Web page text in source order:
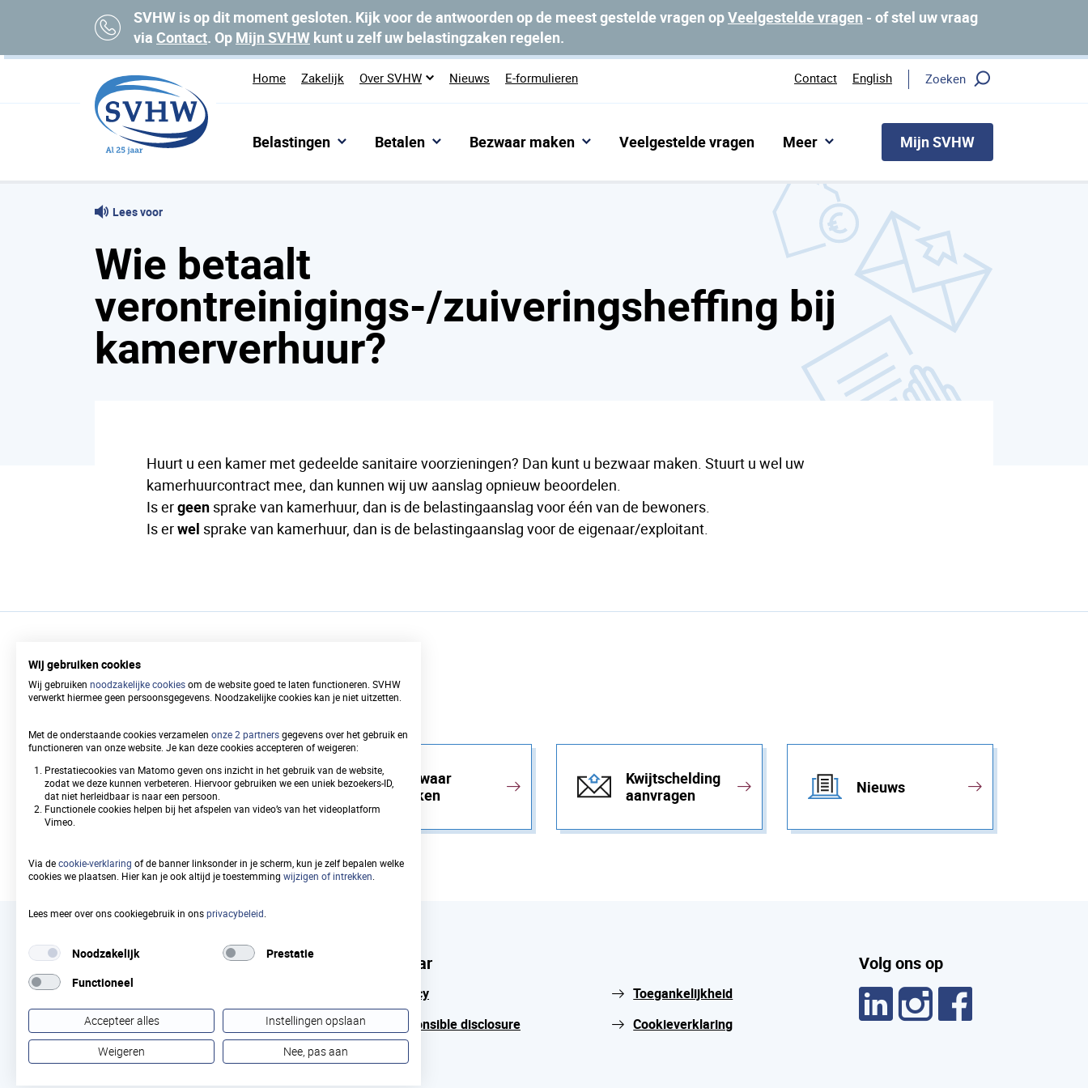
SVHW is op dit moment gesloten. Kijk voor de antwoorden op de meest gestelde vragen opVeelgestelde vragen - of stel uw vraag
via Contact. Op Mijn SVHW kunt u zelf uw belastingzaken regelen.
Home Zakelijk Over SVHW Nieuws E-formulieren Contact English Zoeken
Belastingen Betalen Bezwaar maken Veelgestelde vragen Meer Mijn SVHW
Home
Lees voor
Wie betaalt
verontreinigings-/zuiveringsheffing bij
kamerverhuur?
Huurt u een kamer met gedeelde sanitaire voorzieningen? Dan kunt u bezwaar maken. Stuurt u wel uw
kamerhuurcontract mee, dan kunnen wij uw aanslag opnieuw beoordelen.
Is ergeen sprake van kamerhuur, dan is de belastingaanslag voor één van de bewoners.
Is erwel sprake van kamerhuur, dan is de belastingaanslag voor de eigenaar/exploitant.
Snel naar
Bezwaar WOZ-
waarde
Bezwaar
maken
Kwijtschelding
aanvragen
Nieuws
Samenwerkingsverband
Vastgoedinformatie Heffing
en Waardebepaling (SVHW)
Snel naar
Privacy
Toegankelijkheid
Responsible disclosure
Cookieverklaring
Volg ons op
Wij gebruiken cookies
Wij gebruiken noodzakelijke cookiesom de website goed te laten functioneren. SVHW
verwerkt hiermee geen persoonsgegevens. Noodzakelijke cookies kan je niet uitzetten.
Met de onderstaande cookies verzamelen onze 2 partnersgegevens over het gebruik en
functioneren van onze website. Je kan deze cookies accepteren of weigeren:
Prestatiecookies van Matomo geven ons inzicht in het gebruik van de website,
zodat we deze kunnen verbeteren. Hiervoor gebruiken we een uniek bezoekers-ID,
dat niet herleidbaar is naar een persoon.
Functionele cookies helpen bij het afspelen van video’s van het videoplatform
Vimeo.
Via decookie-verklaring of de banner linksonder in je scherm, kun je zelf bepalen welke
cookies we plaatsen. Hier kan je ook altijd je toestemming wijzigen of intrekken
Lees meer over ons cookiegebruik in onsprivacybeleid
Noodzakelijk
Prestatie
Functioneel
Accepteer alles
Instellingen opslaan
Weigeren
Nee, pas aan